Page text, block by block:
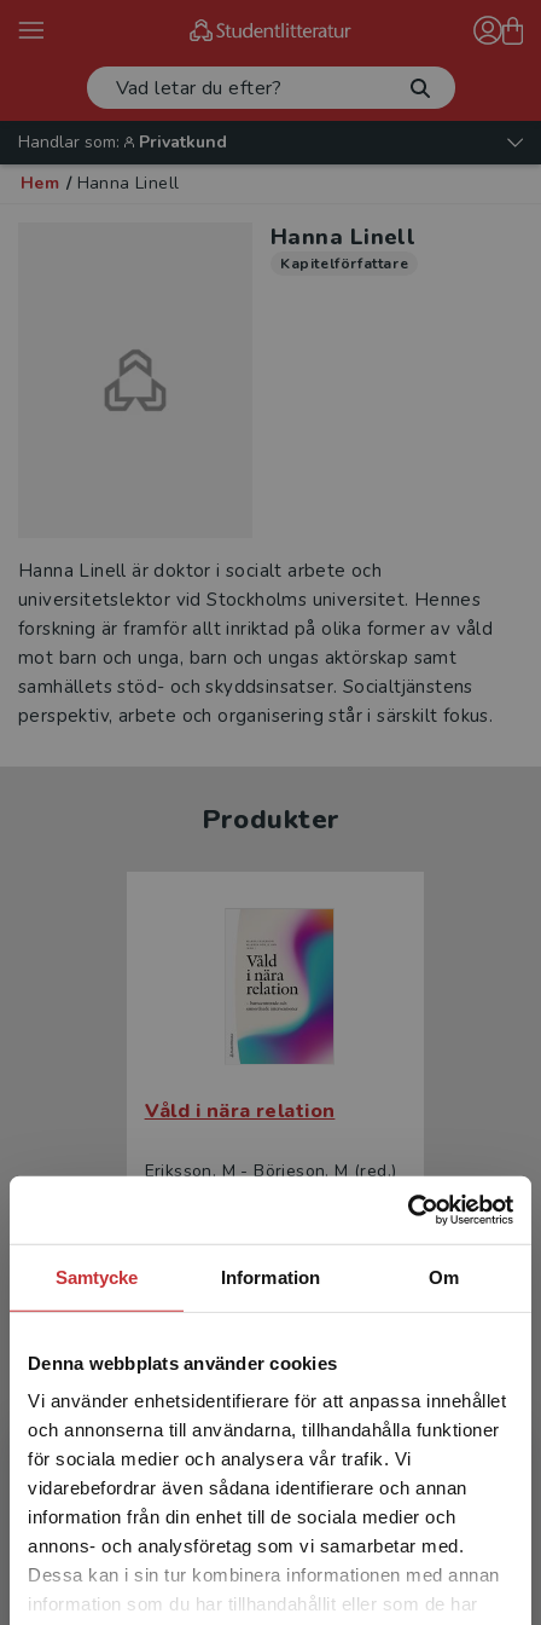
Samtycke Information Om
Denna webbplats använder cookies
Vi använder enhetsidentifierare för att anpassa innehållet
och annonserna till användarna, tillhandahålla funktioner
för sociala medier och analysera vår trafik. Vi
vidarebefordrar även sådana identifierare och annan
information från din enhet till de sociala medier och
annons- och analysföretag som vi samarbetar med.
Dessa kan i sin tur kombinera informationen med annan
information som du har tillhandahållit eller som de har
Begränsad fraktregion
Det verkar som att du besöker
Handlar som:
Privatkund
Hem / Hanna Linell
Hanna Linell
Kapitelförfattare
Hanna Linell är doktor i socialt arbete och
universitetslektor vid Stockholms universitet. Hennes
forskning är framför allt inriktad på olika former av våld
mot barn och unga, barn och ungas aktörskap samt
samhällets stöd- och skyddsinsatser. Socialtjänstens
perspektiv, arbete och organisering står i särskilt fokus.
Produkter
Våld i nära relation
Eriksson, M - Börjeson, M (red.)
Våld i nära relation
Eriksson, M - Börjeson, M (red.)
231 krinkl. moms